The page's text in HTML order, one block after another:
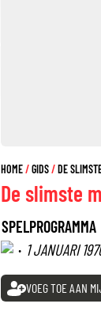
HOME GIDS DE
De slimste
SPELPROGRAMMA
· 1 JANUARI
VOEG TOE AAN